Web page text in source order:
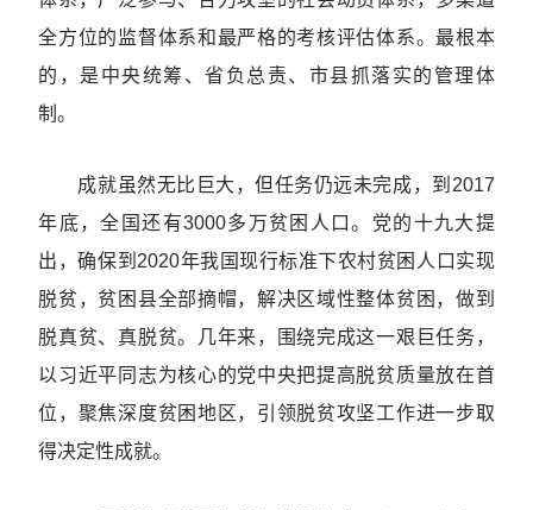
全方位的监督体系和最严格的考核评估体系。最根本
的，是中央统筹、省负总责、市县抓落实的管理体
制。
成就虽然无比巨大，但任务仍远未完成，到2017
年底，全国还有3000多万贫困人口。党的十九大提
出，确保到2020年我国现行标准下农村贫困人口实现
脱贫，贫困县全部摘帽，解决区域性整体贫困，做到
脱真贫、真脱贫。几年来，围绕完成这一艰巨任务，
以习近平同志为核心的党中央把提高脱贫质量放在首
位，聚焦深度贫困地区，引领脱贫攻坚工作进一步取
得决定性成就。